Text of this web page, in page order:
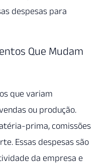
despesas para
Que Mudam
que variam
ou produção.
prima, comissões
Essas despesas são
da empresa e